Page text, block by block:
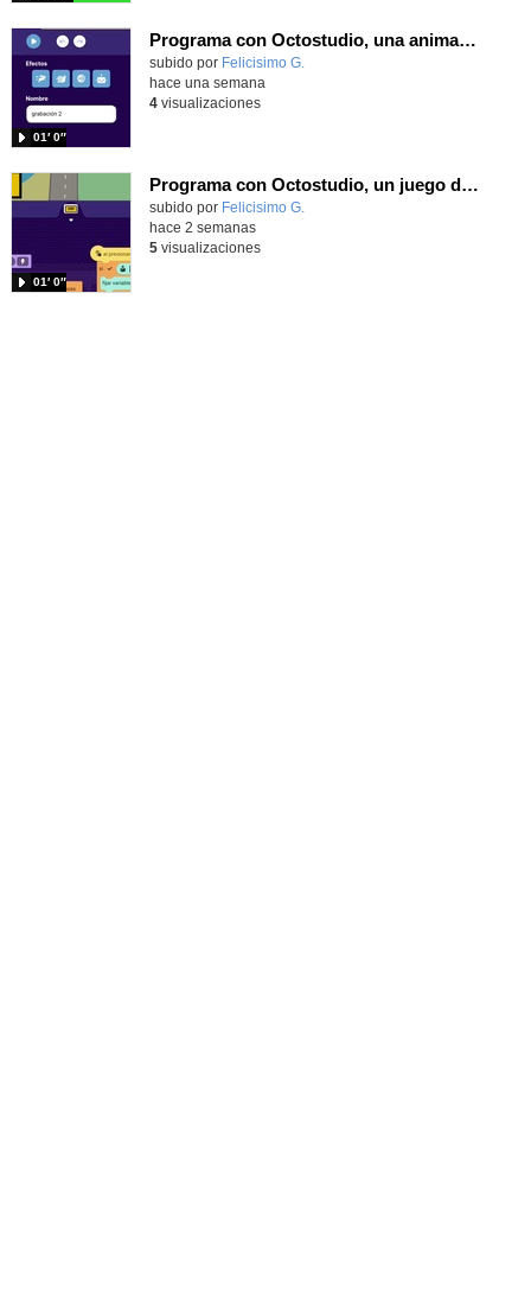
Programa con Octostudio, una animación utilizando la cámara para una foto y audio y texto para comunicar.
Contenido educativo.
subido por Felicisimo G.
01′ 0″
hace una semana
4visualizaciones
Programa con Octostudio, un juego de Educación Víal cruzando un paso de cebra.
Contenido educativo.
subido por Felicisimo G.
01′ 0″
hace 2 semanas
5visualizaciones